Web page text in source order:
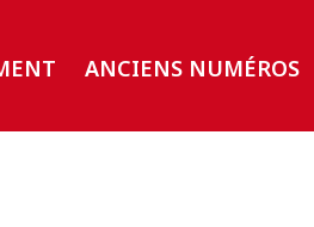
ANCIENS NUMÉROS